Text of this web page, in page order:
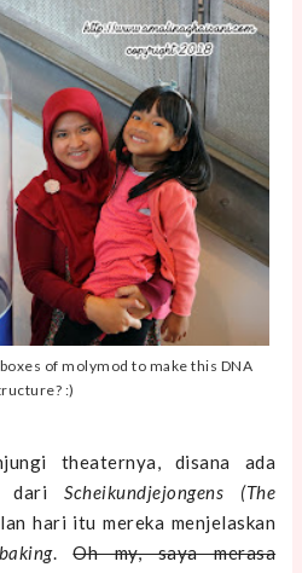
of molymod to make this DNA
:)
theaternya, disana ada
dariScheikundjejongens (The
hari itu mereka menjelaskan
baking.Oh my, saya merasa